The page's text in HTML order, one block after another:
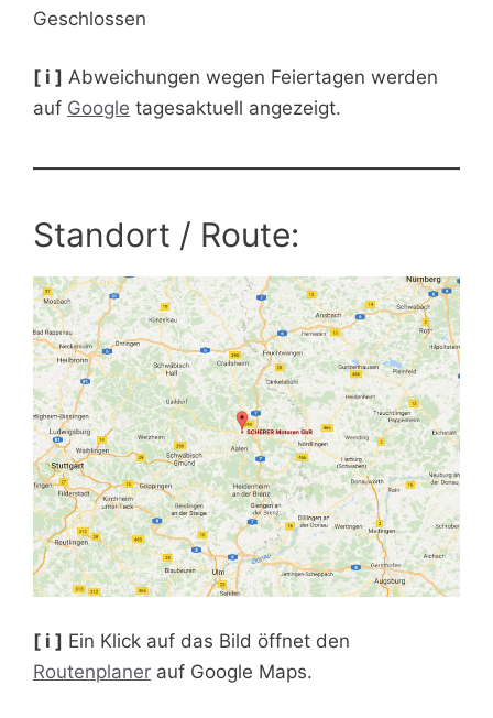
Geschlossen
[ i ] Abweichungen wegen Feiertagen werden
auf Google tagesaktuell angezeigt.
Standort / Route:
[ i ] Ein Klick auf das Bild öffnet den
Routenplaner auf Google Maps.